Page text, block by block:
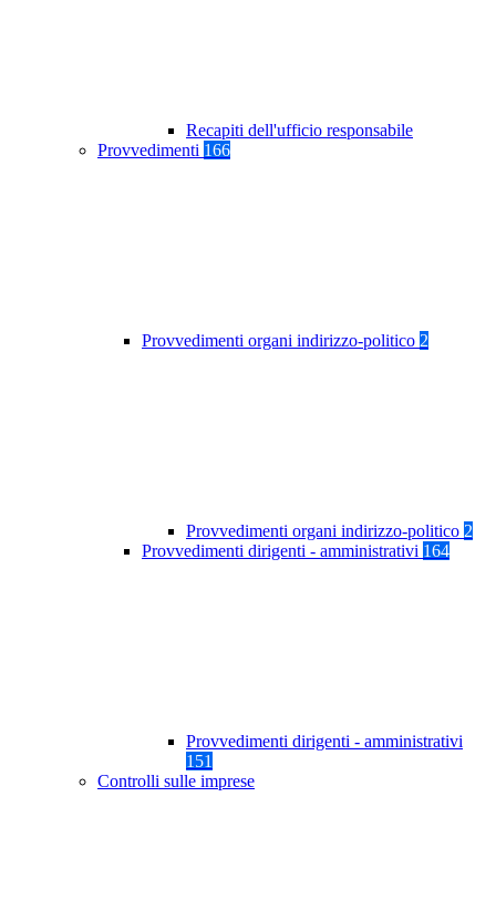
Recapiti dell'ufficio responsabile
Provvedimenti 166
Provvedimenti organi indirizzo-politico 2
Provvedimenti organi indirizzo-politico 2
Provvedimenti dirigenti - amministrativi 164
Provvedimenti dirigenti - amministrativi
151
Controlli sulle imprese